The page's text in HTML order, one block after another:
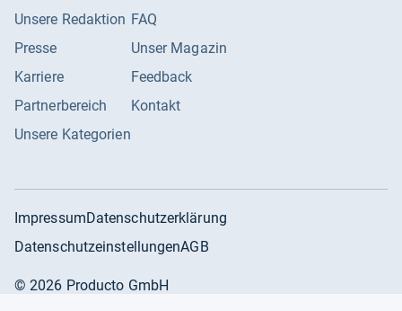
Unsere Redaktion
Presse
Karriere
Partnerbereich
Unsere Kategorien
FAQ
Unser Magazin
Feedback
Kontakt
ImpressumDatenschutzerklärung
DatenschutzeinstellungenAGB
©2026 Producto GmbH